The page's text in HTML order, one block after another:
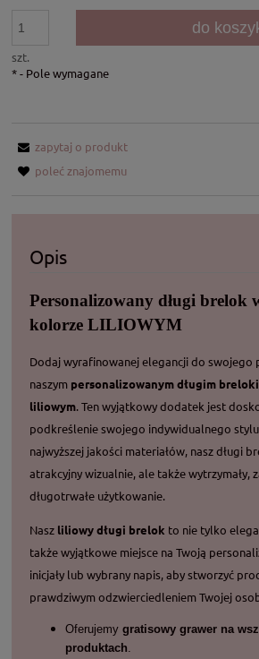
szt.
do
*- Pole wymagane
zapytaj o produkt
poleć znajomemu
Opis
Personalizowany długi brelok
kolorze LILIOWYM
Dodaj wyrafinowanej elegancji do swojego
naszym personalizowanym długim
liliowym. Ten wyjątkowy dodatek jest
podkreślenie swojego indywidualnego
najwyższej jakości materiałów, nasz długi
atrakcyjny wizualnie, ale także wytrzymały,
długotrwałe użytkowanie.
Nasz liliowy długi brelok to nie tylko
także wyjątkowe miejsce na Twoją
inicjały lub wybrany napis, aby stworzyć
prawdziwym odzwierciedleniem Twojej
Oferujemy gratisowy grawer na
produktach